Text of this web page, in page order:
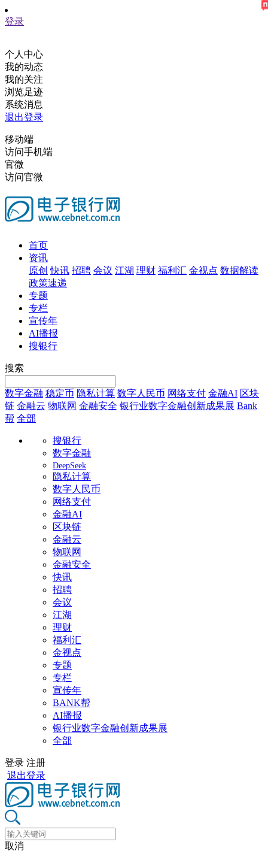
登录
个人中心
我的动态
我的关注
浏览足迹
系统消息
退出登录
移动端
访问手机端
官微
访问官微
首页
资讯
原创 快讯 招聘 会议 江湖 理财 福利汇 金视点 数据解读
政策速递
专题
专栏
宣传年
AI播报
搜银行
搜索
数字金融 稳定币 隐私计算 数字人民币 网络支付 金融AI 区块
链 金融云 物联网 金融安全 银行业数字金融创新成果展 Bank
帮 全部
搜银行
数字金融
DeepSeek
隐私计算
数字人民币
网络支付
金融AI
区块链
金融云
物联网
金融安全
快讯
招聘
会议
江湖
理财
福利汇
金视点
专题
专栏
宣传年
BANK帮
AI播报
银行业数字金融创新成果展
全部
登录 注册
退出登录
取消